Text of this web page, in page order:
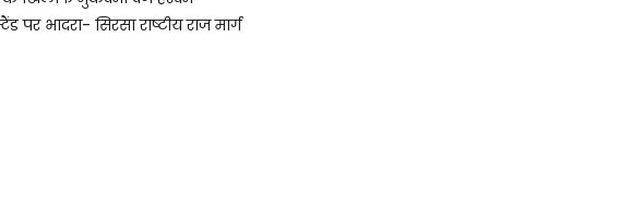
भादरा- सिरसा राष्टीय राज मार्ग